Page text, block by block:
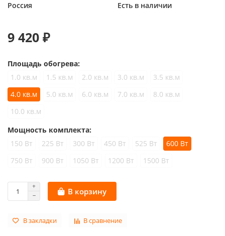
Россия Есть в наличии
9 420 ₽
Площадь обогрева:
1.0 кв.м
1.5 кв.м 2.0 кв.м 3.0 кв.м
3.5 кв.м
4.0 кв.м
5.0 кв.м 6.0 кв.м 7.0 кв.м
8.0 кв.м
10.0 кв.м
Мощность комплекта:
150 Вт
225 Вт 300 Вт 450 Вт 525 Вт
600 Вт
750 Вт
900 Вт 1050 Вт 1200 Вт 1500 Вт
В корзину
В закладки В сравнение